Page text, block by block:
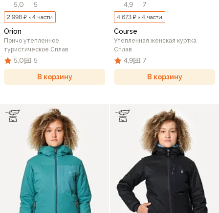
5,0 5
2 998 ₽ × 4 части
Orion
Пончо утепленное
туристическое Сплав
5,0 5
В корзину
4,9 7
4 673 ₽ × 4 части
Course
Утепленная женская куртка
Сплав
4,9 7
В корзину